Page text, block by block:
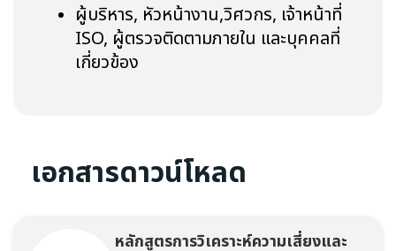
ผู้บริหาร, หัวหน้างาน,วิศวกร, เจ้าหน้าที่
ISO, ผู้ตรวจติดตามภายใน และบุคคลที่
เกี่ยวข้อง
เอกสารดาวน์โหลด
หลักสูตรการวิเคราะห์ความเสี่ยงและ